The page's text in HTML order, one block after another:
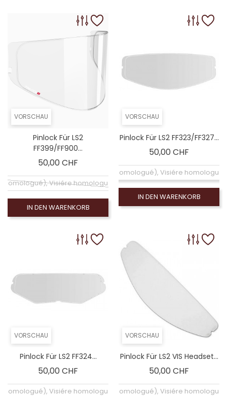
VORSCHAU
Pinlock Für LS2
FF399/FF900...
50,00 CHF
Visiére homologuée (EXE-2206)
IN DEN WARENKORB
VORSCHAU
Pinlock Für LS2 FF323/FF327...
50,00 CHF
Pinlock clair (homologué), Visiére
IN DEN WARENKORB
VORSCHAU
Pinlock Für LS2 FF324...
50,00 CHF
Visiére homologuée (EXE-2206)
VORSCHAU
Pinlock Für LS2 VIS Headset...
50,00 CHF
Pinlock clair (homologué), Visiére